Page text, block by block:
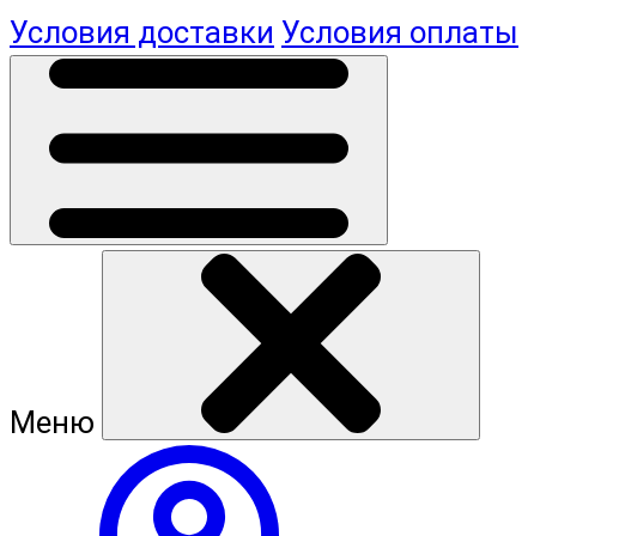
Условия доставки Условия оплаты
Меню